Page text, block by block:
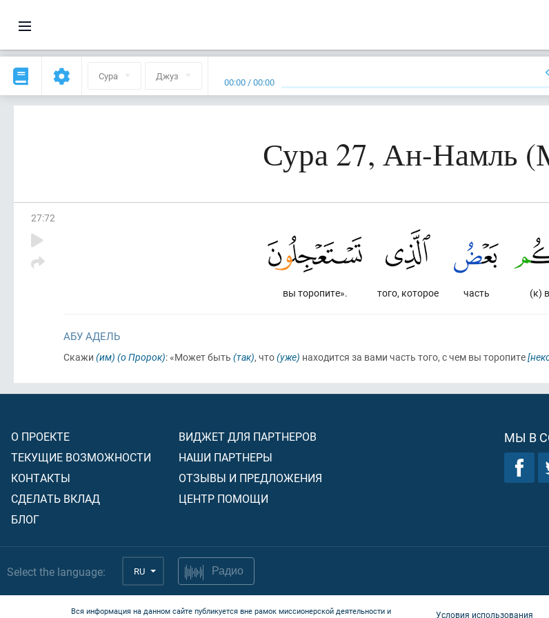
Сура Джуз 00:00 /00:00
Сура 27, Ан-Намль
27:72
(к)
часть
того, которое
вы торопите».
АБУ АДЕЛЬ
Скажи (им) (о Пророк): «Может быть (так), что(уже) находится за вами часть того, с чем вы торопите
О ПРОЕКТЕ
ТЕКУЩИЕ ВОЗМОЖНОСТИ
КОНТАКТЫ
СДЕЛАТЬ ВКЛАД
БЛОГ
ВИДЖЕТ ДЛЯ ПАРТНЕРОВ
НАШИ ПАРТНЕРЫ
ОТЗЫВЫ И ПРЕДЛОЖЕНИЯ
ЦЕНТР ПОМОЩИ
МЫ В
Select the language: RU Радио
Вся информация на данном сайте публикуется вне рамок миссионерской деятельности и
Условия использования